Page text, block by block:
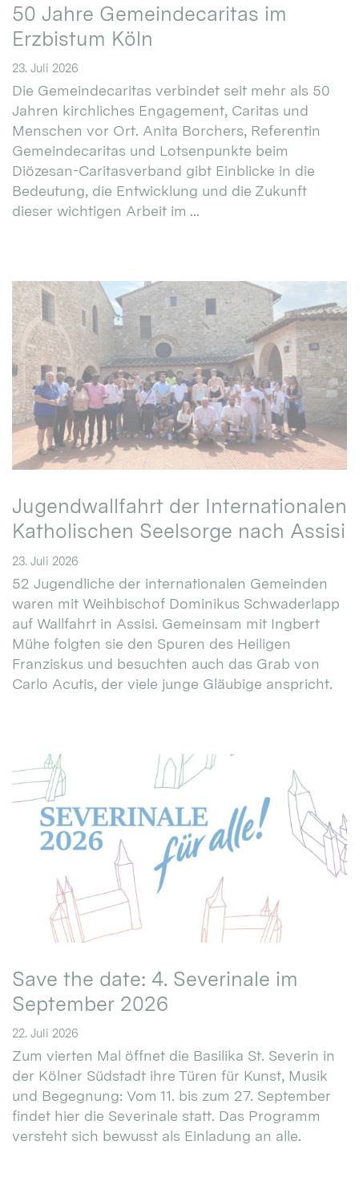
50 Jahre Gemeindecaritas im
Erzbistum Köln
23. Juli 2026
Die Gemeindecaritas verbindet seit mehr als 50
Jahren kirchliches Engagement, Caritas und
Menschen vor Ort. Anita Borchers, Referentin
Gemeindecaritas und Lotsenpunkte beim
Diözesan-Caritasverband gibt Einblicke in die
Bedeutung, die Entwicklung und die Zukunft
dieser wichtigen Arbeit im ...
Jugendwallfahrt der Internationalen
Katholischen Seelsorge nach Assisi
23. Juli 2026
52 Jugendliche der internationalen Gemeinden
waren mit Weihbischof Dominikus Schwaderlapp
auf Wallfahrt in Assisi. Gemeinsam mit Ingbert
Mühe folgten sie den Spuren des Heiligen
Franziskus und besuchten auch das Grab von
Carlo Acutis, der viele junge Gläubige anspricht.
Save the date: 4. Severinale im
September 2026
22. Juli 2026
Zum vierten Mal öffnet die Basilika St. Severin in
der Kölner Südstadt ihre Türen für Kunst, Musik
und Begegnung: Vom 11. bis zum 27. September
findet hier die Severinale statt. Das Programm
versteht sich bewusst als Einladung an alle.